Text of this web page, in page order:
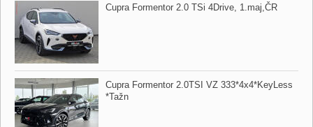
Cupra Formentor 2.0 TSi 4Drive,​ 1.maj,​ČR
Cupra Formentor 2.0TSI VZ 333​*4x4​*KeyLess​
*Tažn